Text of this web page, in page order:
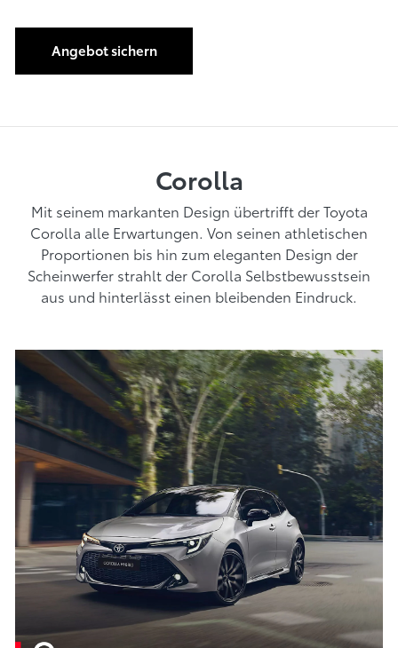
Angebot sichern
Corolla
Mit seinem markanten Design übertrifft der Toyota
Corolla alle Erwartungen. Von seinen athletischen
Proportionen bis hin zum eleganten Design der
Scheinwerfer strahlt der Corolla Selbstbewusstsein
aus und hinterlässt einen bleibenden Eindruck.